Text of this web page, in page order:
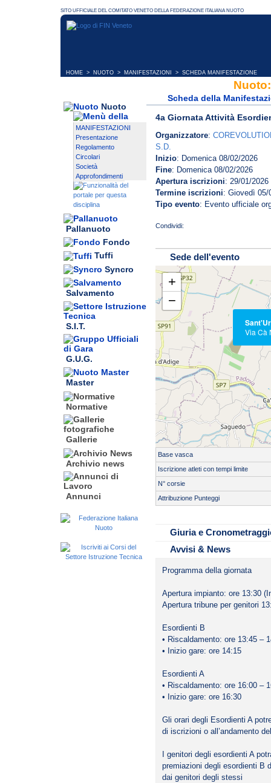
HOME > NUOTO > MANIFESTAZIONI > SCHEDA MANIFESTAZIONE
Nuoto
MANIFESTAZIONI
Presentazione
Regolamento
Circolari
Società
Approfondimenti
Pallanuoto
Fondo
Tuffi
Syncro
Salvamento
S.I.T.
G.U.G.
Master
Normative
Gallerie
Archivio news
Annunci
Scheda della
4a Giornata Attività
Organizzatore:
S.D.
Inizio: Domenica 08/02/2026
Fine: Domenica 08/02/2026
Apertura iscrizioni: 29/01/2026
Termine iscrizioni: Giovedì 05/
Tipo evento: Evento ufficiale
Sede dell'evento
Via Cà
+
−
Base vasca
Iscrizione atleti con tempi limite
N° corsie
Attribuzione Punteggi
Giuria e
Servizio di cronometraggio:
Avvisi & News
Programma della giornata
Apertura impianto: ore 13:30
Apertura tribune per genitori
Esordienti B
• Riscaldamento: ore 13:45 –
• Inizio gare: ore 14:15
Esordienti A
• Riscaldamento: ore 16:00 –
• Inizio gare: ore 16:30
Gli orari degli Esordienti A
di iscrizioni o all’andamento
I genitori degli esordienti A
premiazioni degli esordienti B
dai genitori degli stessi